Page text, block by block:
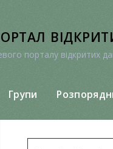
порталу відкритих
Групи